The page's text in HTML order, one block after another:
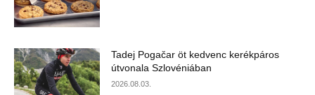
Tadej Pogačar öt kedvenc kerékpáros
útvonala Szlovéniában
2026.08.03.